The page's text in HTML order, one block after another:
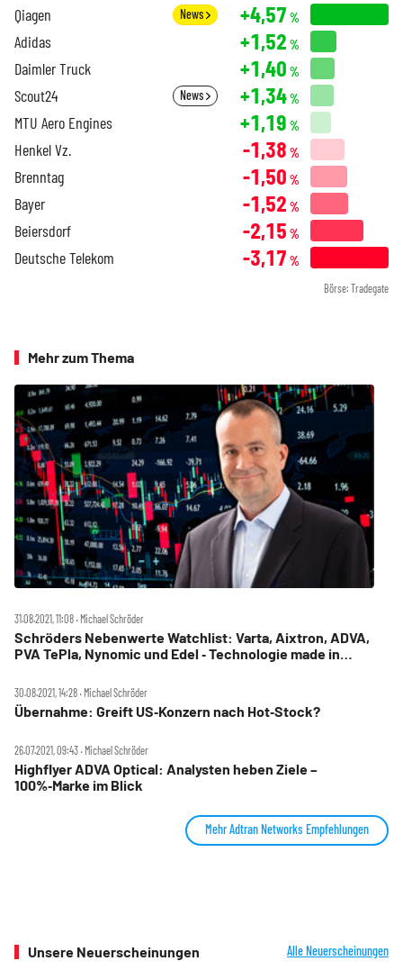
Qiagen News +4,57 %
Adidas +1,52 %
Daimler Truck +1,40 %
Scout24 News +1,34%
MTU Aero Engines +1,19 %
Henkel Vz. -1,38 %
Brenntag -1,50 %
Bayer -1,52 %
Beiersdorf -2,15 %
Deutsche Telekom -3,17 %
Börse: Tradegate
Mehr zum Thema
31.08.2021, 11:08 ‧ Michael Schröder
Schröders Nebenwerte Watchlist: Varta, Aixtron, ADVA,
PVA TePla, Nynomic und Edel ‑ Technologie made in
30.08.2021, 14:28 ‧ Michael Schröder
Übernahme: Greift US‑Konzern nach Hot‑Stock?
26.07.2021, 09:43 ‧ Michael Schröder
Highflyer ADVA Optical: Analysten heben Ziele –
100%‑Marke im Blick
Mehr Adtran Networks Empfehlungen
Unsere Neuerscheinungen Alle Neuerscheinungen